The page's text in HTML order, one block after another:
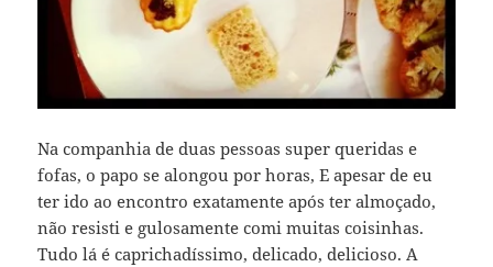
Na companhia de duas pessoas super queridas e
fofas, o papo se alongou por horas, E apesar de eu
ter ido ao encontro exatamente após ter almoçado,
não resisti e gulosamente comi muitas coisinhas.
Tudo lá é caprichadíssimo, delicado, delicioso. A